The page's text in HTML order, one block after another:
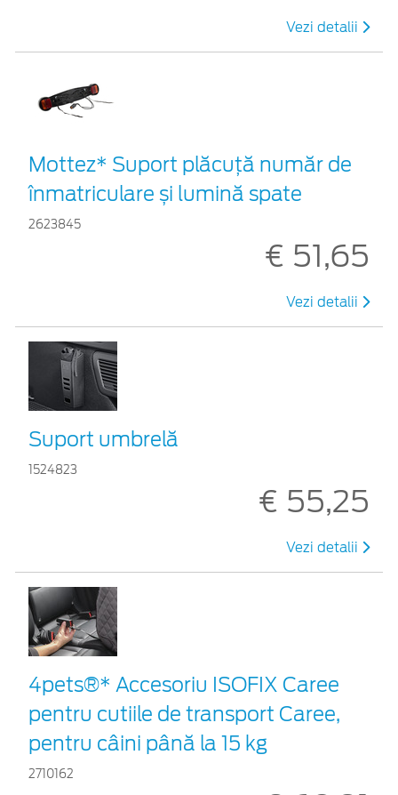
Vezi detalii
Mottez* Suport plăcuță număr de
înmatriculare și lumină spate
2623845
€ 51,65
Vezi detalii
Suport umbrelă
1524823
€ 55,25
Vezi detalii
4pets®* Accesoriu ISOFIX Caree
pentru cutiile de transport Caree,
pentru câini până la 15 kg
2710162